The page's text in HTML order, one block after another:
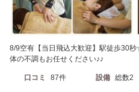
8/9空有【当日飛込大歓迎】駅徒歩30
体の不調もお任せください♪♪
口コミ 87件 設備 総数2